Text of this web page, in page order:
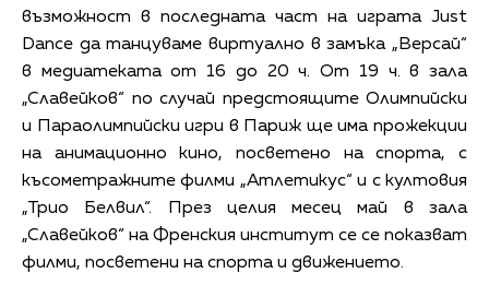
възможност в последната част на играта Just
Dance да танцуваме виртуално в замъка „Версай“
в медиатеката от 16 до 20 ч. От 19 ч. в зала
„Славейков“ по случай предстоящите Олимпийски
и Параолимпийски игри в Париж ще има прожекции
на анимационно кино, посветено на спорта, с
късометражните филми „Атлетикус“ и с култовия
„Трио Белвил“. През целия месец май в зала
„Славейков“ на Френския институт се се показват
филми, посветени на спорта и движението.